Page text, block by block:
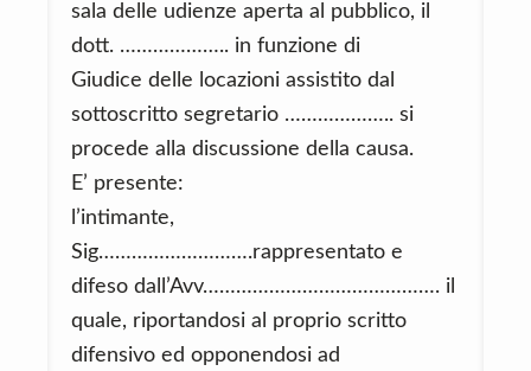
sala delle udienze aperta al pubblico, il
dott. ……………….. in funzione di
Giudice delle locazioni assistito dal
sottoscritto segretario ……………….. si
procede alla discussione della causa.
E’ presente:
l’intimante,
Sig……………………….rappresentato e
difeso dall’Avv……………………………………. il
quale, riportandosi al proprio scritto
difensivo ed opponendosi ad